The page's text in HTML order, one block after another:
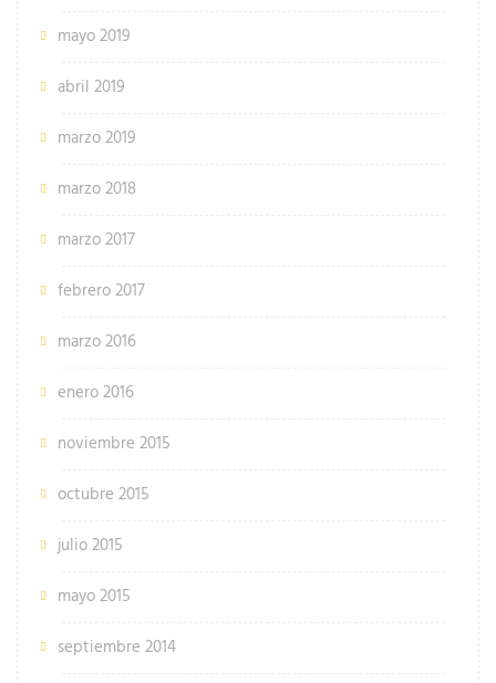
mayo 2019
abril 2019
marzo 2019
marzo 2018
marzo 2017
febrero 2017
marzo 2016
enero 2016
noviembre 2015
octubre 2015
julio 2015
mayo 2015
septiembre 2014